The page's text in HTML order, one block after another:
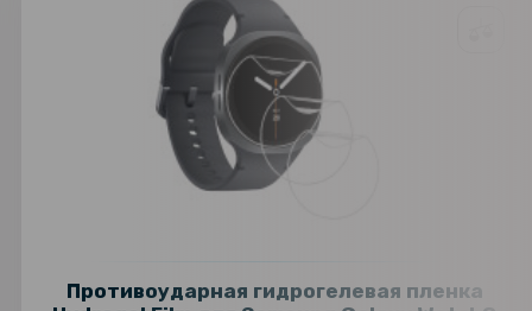
Противоударная гидрогелевая пленка